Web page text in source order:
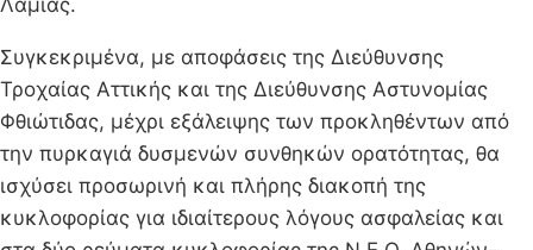
Λαμίας.
Συγκεκριμένα, με αποφάσεις της Διεύθυνσης
Τροχαίας Αττικής και της Διεύθυνσης Αστυνομίας
Φθιώτιδας, μέχρι εξάλειψης των προκληθέντων από
την πυρκαγιά δυσμενών συνθηκών ορατότητας, θα
ισχύσει προσωρινή και πλήρης διακοπή της
κυκλοφορίας για ιδιαίτερους λόγους ασφαλείας και